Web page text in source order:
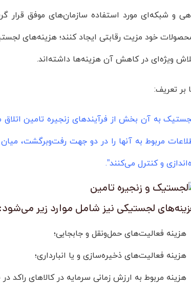
و شبکه‌ای مورد استفاده سازمان‌های موفق قرار
خود مزیت رقابتی ایجاد کنند؛ هزینه‌های
ویژه‌ای در کاهش آن هزینه‌ها داشته‌اند.
بر تعریف:
به آن بخش از فرآیندهای زنجیره تامین
مربوط به آنها را در دو جهت رفت‌وبرگشت،
و کنترل می‌کنند”.
لجستیکی نیز شامل موارد زیر می‌شود:
هزینه فعالیت‌های حمل‌ونقل و جابجایی؛
هزینه فعالیت‌های ذخیره‌سازی و یا انبارداری؛
هزینه مربوط به ارزش زمانی سرمایه در کالاهای